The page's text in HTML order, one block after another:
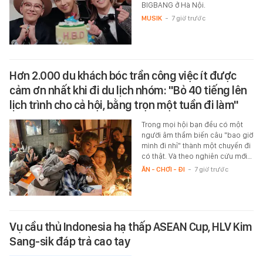
BIGBANG ở Hà Nội.
MUSIK - 7 giờ trước
Hơn 2.000 du khách bóc trần công việc ít được
cảm ơn nhất khi đi du lịch nhóm: "Bỏ 40 tiếng lên
lịch trình cho cả hội, bằng trọn một tuần đi làm"
Trong mọi hội bạn đều có một
người âm thầm biến câu "bao giờ
mình đi nhỉ" thành một chuyến đi
có thật. Và theo nghiên cứu mới…
ĂN - CHƠI - ĐI - 7 giờ trước
Vụ cầu thủ Indonesia hạ thấp ASEAN Cup, HLV Kim
Sang-sik đáp trả cao tay